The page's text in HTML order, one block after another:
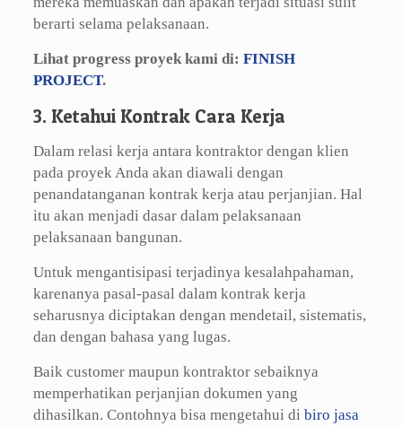
berarti selama pelaksanaan.
Lihat progress proyek kami di: FINISH
PROJECT.
3. Ketahui Kontrak Cara Kerja
Dalam relasi kerja antara kontraktor dengan klien
pada proyek Anda akan diawali dengan
penandatanganan kontrak kerja atau perjanjian. Hal
itu akan menjadi dasar dalam pelaksanaan
pelaksanaan bangunan.
Untuk mengantisipasi terjadinya kesalahpahaman,
karenanya pasal-pasal dalam kontrak kerja
seharusnya diciptakan dengan mendetail, sistematis,
dan dengan bahasa yang lugas.
Baik customer maupun kontraktor sebaiknya
memperhatikan perjanjian dokumen yang
dihasilkan. Contohnya bisa mengetahui di biro jasa